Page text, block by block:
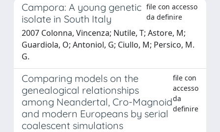
Campora: A young genetic
isolate in South Italy
file con accesso
da definire
2007 Colonna, Vincenza; Nutile, T; Astore, M;
Guardiola, O; Antoniol, G; Ciullo, M; Persico, M.
G.
Comparing models on the
genealogical relationships
among Neandertal, Cro-Magnoid
and modern Europeans by serial
coalescent simulations
file con
accesso
da
definire